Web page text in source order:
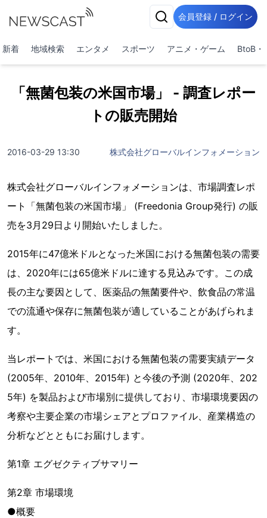
会員登録 / ログイン
新着 地域検索 エンタメ スポーツ アニメ・ゲーム BtoB・
「無菌包装の米国市場」 - 調査レポー
トの販売開始
2016-03-29 13:30 株式会社グローバルインフォメーション
株式会社グローバルインフォメーションは、市場調査レポ
ート「無菌包装の米国市場」 (Freedonia Group発行) の販
売を3月29日より開始いたしました。
2015年に47億米ドルとなった米国における無菌包装の需要
は、2020年には65億米ドルに達する見込みです。この成
長の主な要因として、医薬品の無菌要件や、飲食品の常温
での流通や保存に無菌包装が適していることがあげられま
す。
当レポートでは、米国における無菌包装の需要実績データ
(2005年、2010年、2015年) と今後の予測 (2020年、202
5年) を製品および市場別に提供しており、市場環境要因の
考察や主要企業の市場シェアとプロファイル、産業構造の
分析などとともにお届けします。
第1章 エグゼクティブサマリー
第2章 市場環境
●概要